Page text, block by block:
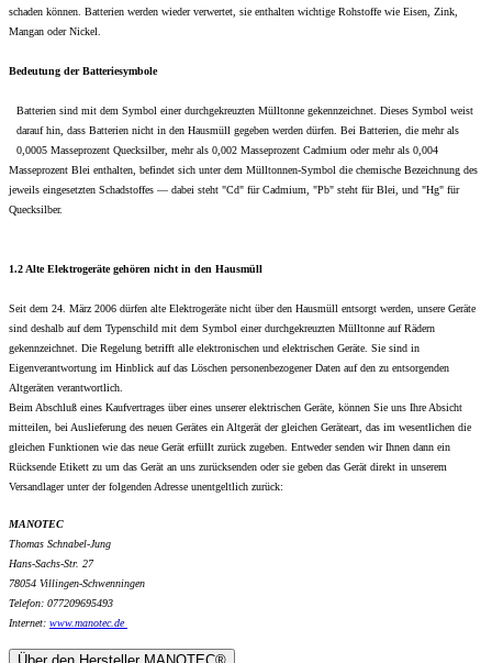
schaden können. Batterien werden wieder verwertet, sie enthalten wichtige Rohstoffe wie Eisen, Zink,
Mangan oder Nickel.
Bedeutung der Batteriesymbole
Batterien sind mit dem Symbol einer durchgekreuzten Mülltonne gekennzeichnet. Dieses Symbol weist
darauf hin, dass Batterien nicht in den Hausmüll gegeben werden dürfen. Bei Batterien, die mehr als
0,0005 Masseprozent Quecksilber, mehr als 0,002 Masseprozent Cadmium oder mehr als 0,004
Masseprozent Blei enthalten, befindet sich unter dem Mülltonnen-Symbol die chemische Bezeichnung des
jeweils eingesetzten Schadstoffes — dabei steht "Cd" für Cadmium, "Pb" steht für Blei, und "Hg" für
Quecksilber.
1.2 Alte Elektrogeräte gehören nicht in den Hausmüll
Seit dem 24. März 2006 dürfen alte Elektrogeräte nicht über den Hausmüll entsorgt werden, unsere Geräte
sind deshalb auf dem Typenschild mit dem Symbol einer durchgekreuzten Mülltonne auf Rädern
gekennzeichnet. Die Regelung betrifft alle elektronischen und elektrischen Geräte. Sie sind in
Eigenverantwortung im Hinblick auf das Löschen personenbezogener Daten auf den zu entsorgenden
Altgeräten verantwortlich.
Beim Abschluß eines Kaufvertrages über eines unserer elektrischen Geräte, können Sie uns Ihre Absicht
mitteilen, bei Auslieferung des neuen Gerätes ein Altgerät der gleichen Geräteart, das im wesentlichen die
gleichen Funktionen wie das neue Gerät erfüllt zurück zugeben. Entweder senden wir Ihnen dann ein
Rücksende Etikett zu um das Gerät an uns zurücksenden oder sie geben das Gerät direkt in unserem
Versandlager unter der folgenden Adresse unentgeltlich zurück:
MANOTEC
Thomas Schnabel-Jung
Hans-Sachs-Str. 27
78054 Villingen-Schwenningen
Telefon: 077209695493
Internet: www.manotec.de